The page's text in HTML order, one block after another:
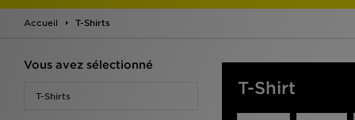
Accueil T-Shirts
Vous avez sélectionné
T-Shirts T-Shirt